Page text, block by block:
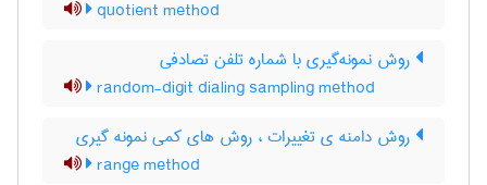
quotient method
روش نمونه‌گیری با شماره تلفن تصادفی
random-digit dialing sampling method
روش دامنه ی تغییرات ، روش های کمی نمونه گیری
range method